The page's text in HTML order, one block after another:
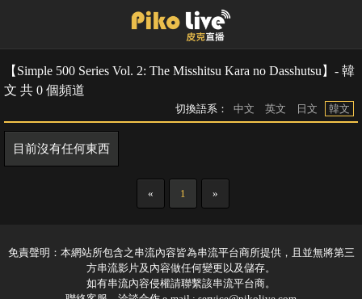
【Simple 500 Series Vol. 2: The Misshitsu Kara no Dasshutsu】- 韓
文 共 0 個頻道
切換語系： 中文 英文 日文 韓文
目前沒有任何東西
« 1 »
免責聲明：本網站所包含之串流內容皆為串流平台商所提供，且並無將第三
方串流影片及內容做任何變更以及儲存。
如有串流內容侵權請聯繫該串流平台商。